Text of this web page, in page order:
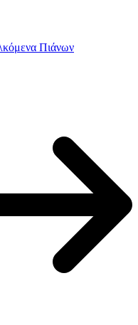
Πιάνων